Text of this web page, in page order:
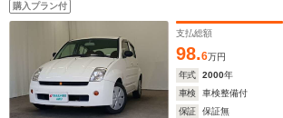
購入プラン付
支払総額
98.6万円
年式
2000年
車検
車検整備付
保証
保証無